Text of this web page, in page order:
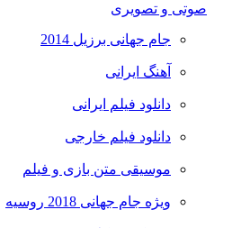
صوتی و تصویری
جام جهانی برزیل 2014
آهنگ ایرانی
دانلود فیلم ایرانی
دانلود فیلم خارجی
موسیقی متن بازی و فیلم
ویژه جام جهانی 2018 روسیه